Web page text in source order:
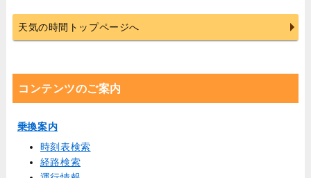
天気の時間トップページへ
コンテンツのご案内
乗換案内
時刻表検索
経路検索